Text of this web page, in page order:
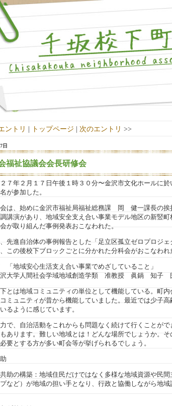
ントリ | トップページ | 次のエントリ >>
日
福祉協議会会長研修会
年２月１７日午後１時３０分〜金沢市文化ホールに於
が参加した。
、始めに金沢市福祉局福祉総務課 岡 健一課長の挨
講演があり、地域安全支え合い事業モデル地区の新竪
が取り組んだ事例発表おこなわれた。
進自治体の事例報告とした「足立区孤立ゼロプロジェ
この後校下ブロックごとに分かれた分科会がおこなわれ
「地域安心生活支え合い事業でめざしていること」
大学人間社会学域地域創造学類 准教授 眞鍋 知子
とは地域コミュニティの単位として機能している。町内
ミュニティが昔から機能していました。最近では少子
るように感じています。
で、自治活動をこれからも問題なく続けて行くことが
あります。難しい地域とは！どんな場所でしょうか。
要とする方が多い町会等が挙げられるでしょう。
助の構築：地域住民だけではなく多様な地域資源や民間
など）が地域の担い手となり、行政と協働しながら地